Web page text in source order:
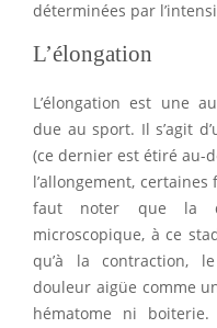
déterminées par
L’élongation
L’élongation est une
due au sport. Il s’agit
(ce dernier est étiré au-
l’allongement,
faut noter que la
microscopique, à ce
qu’à la contraction,
douleur aigüe comme
hématome ni